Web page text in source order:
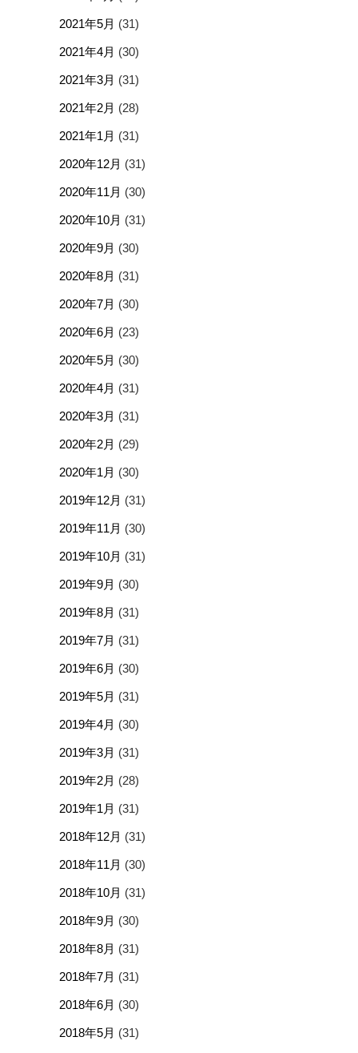
2021年5月 (31)
2021年4月 (30)
2021年3月 (31)
2021年2月 (28)
2021年1月 (31)
2020年12月 (31)
2020年11月 (30)
2020年10月 (31)
2020年9月 (30)
2020年8月 (31)
2020年7月 (30)
2020年6月 (23)
2020年5月 (30)
2020年4月 (31)
2020年3月 (31)
2020年2月 (29)
2020年1月 (30)
2019年12月 (31)
2019年11月 (30)
2019年10月 (31)
2019年9月 (30)
2019年8月 (31)
2019年7月 (31)
2019年6月 (30)
2019年5月 (31)
2019年4月 (30)
2019年3月 (31)
2019年2月 (28)
2019年1月 (31)
2018年12月 (31)
2018年11月 (30)
2018年10月 (31)
2018年9月 (30)
2018年8月 (31)
2018年7月 (31)
2018年6月 (30)
2018年5月 (31)